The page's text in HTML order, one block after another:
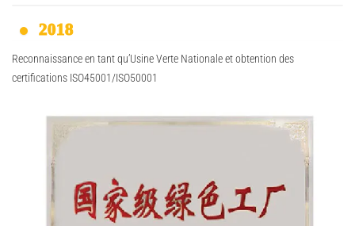
2018
Reconnaissance en tant qu’Usine Verte Nationale et obtention des
certifications ISO45001/ISO50001